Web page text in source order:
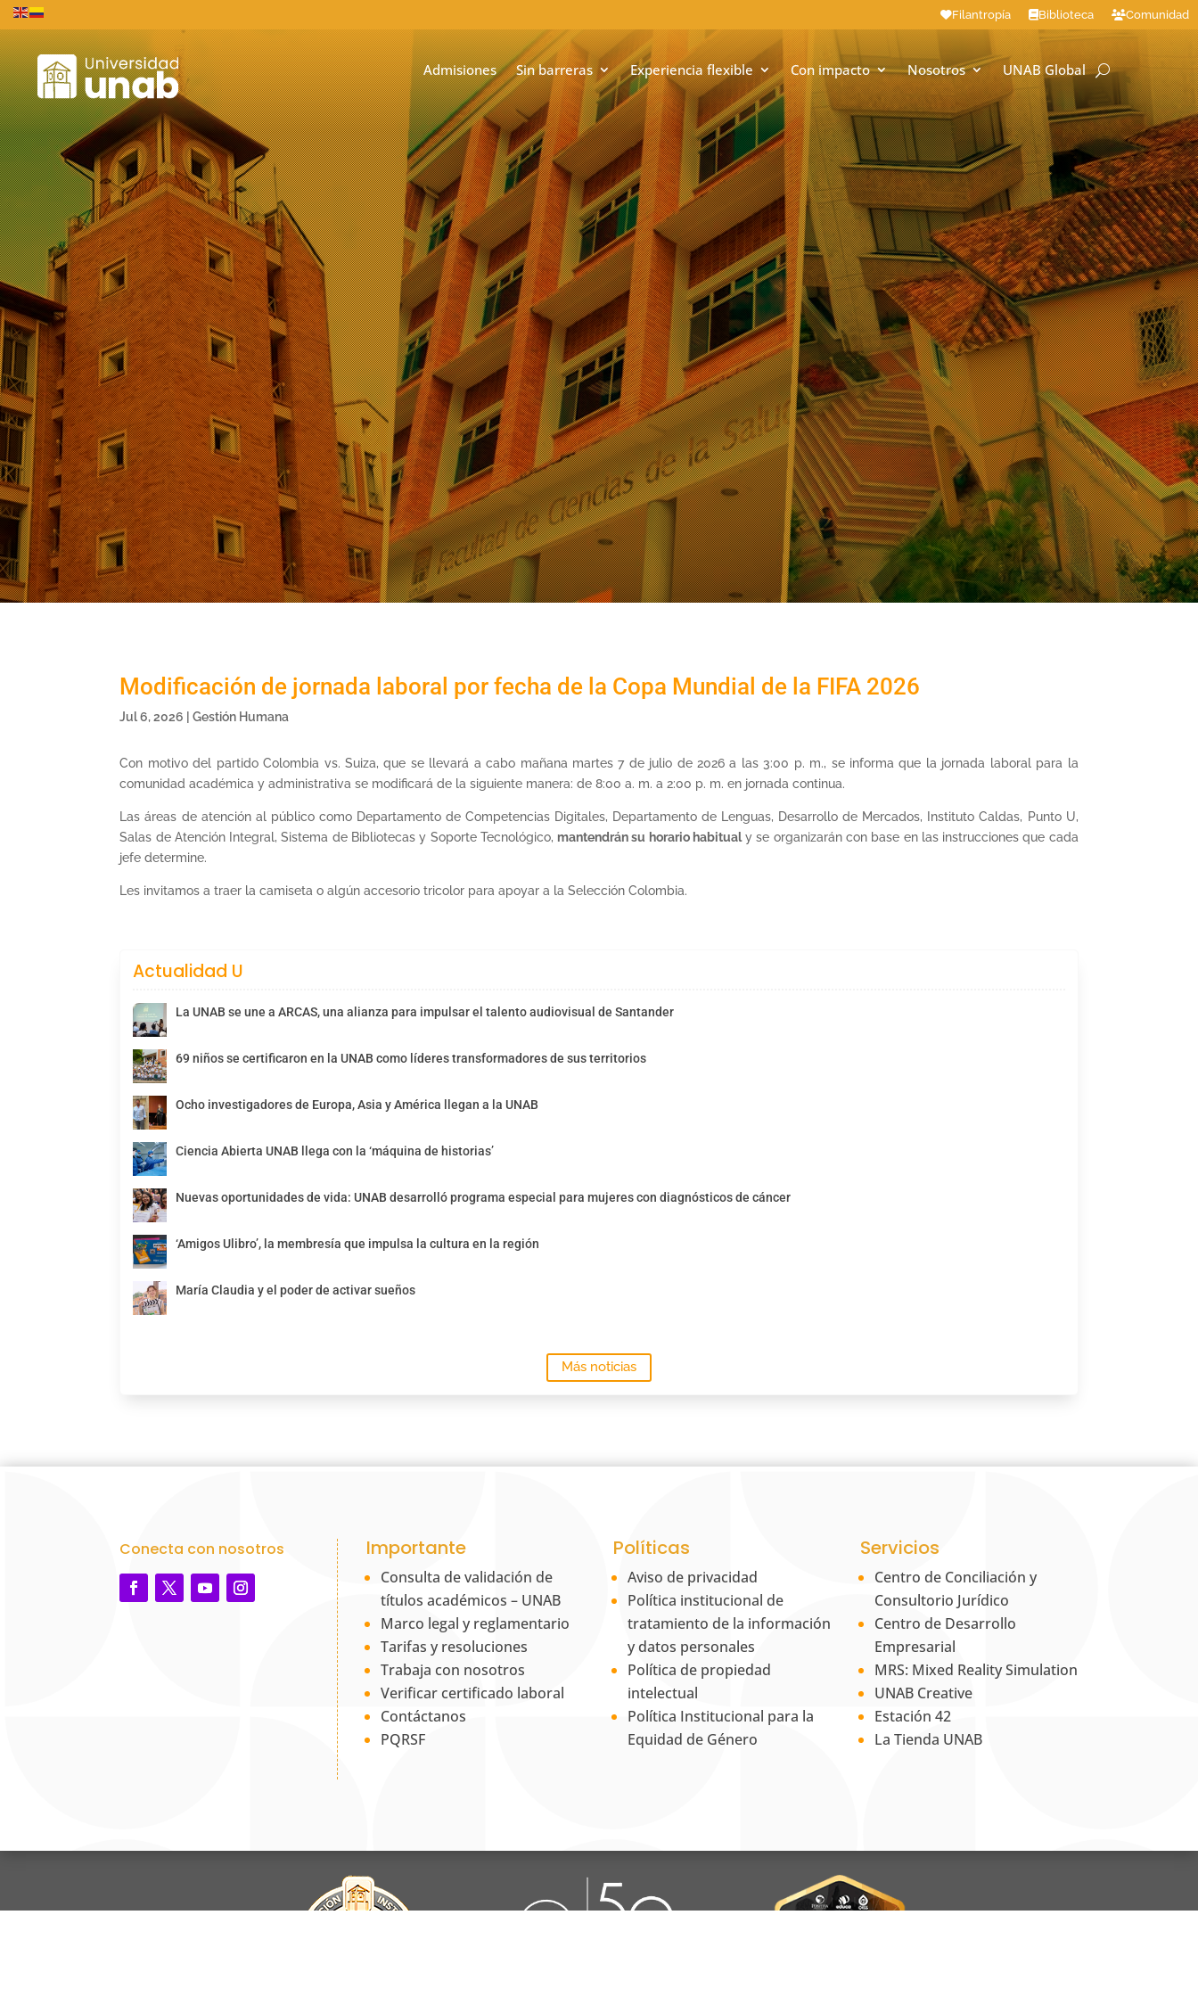
Filantropía Biblioteca Comunidad
Admisiones Sin barreras Experiencia flexible Con impacto Nosotros UNAB Global
Modificación de jornada laboral por fecha de la Copa Mundial de la FIFA 2026
Jul 6, 2026 |Gestión Humana
Con motivo del partido Colombia vs. Suiza, que se llevará a cabo mañana martes 7 de julio de 2026 a las 3:00 p. m., se informa que la jornada laboral para la
comunidad académica y administrativa se modificará de la siguiente manera: de 8:00 a. m. a 2:00 p. m. en jornada continua.
Las áreas de atención al público como Departamento de Competencias Digitales, Departamento de Lenguas, Desarrollo de Mercados, Instituto Caldas, Punto U,
Salas de Atención Integral, Sistema de Bibliotecas y Soporte Tecnológico, mantendrán su horario habitualy se organizarán con base en las instrucciones que cada
jefe determine.
Les invitamos a traer la camiseta o algún accesorio tricolor para apoyar a la Selección Colombia.
Actualidad U
La UNAB se une a ARCAS, una alianza para impulsar el talento audiovisual de Santander
69 niños se certificaron en la UNAB como líderes transformadores de sus territorios
Ocho investigadores de Europa, Asia y América llegan a la UNAB
Ciencia Abierta UNAB llega con la ‘máquina de historias’
Nuevas oportunidades de vida: UNAB desarrolló programa especial para mujeres con diagnósticos de cáncer
‘Amigos Ulibro’, la membresía que impulsa la cultura en la región
María Claudia y el poder de activar sueños
Más noticias
Conecta con nosotros Importante
Consulta de validación de
títulos académicos – UNAB
Marco legal y reglamentario
Tarifas y resoluciones
Trabaja con nosotros
Verificar certificado laboral
Contáctanos
PQRSF
Políticas
Aviso de privacidad
Política institucional de
tratamiento de la información
y datos personales
Política de propiedad
intelectual
Política Institucional para la
Equidad de Género
Servicios
Centro de Conciliación y
Consultorio Jurídico
Centro de Desarrollo
Empresarial
MRS: Mixed Reality Simulation
UNAB Creative
Estación 42
La Tienda UNAB